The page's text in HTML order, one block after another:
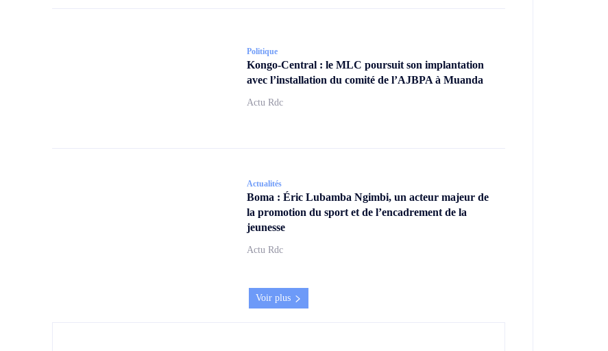
Politique
Kongo-Central : le MLC poursuit son implantation
avec l’installation du comité de l’AJBPA à Muanda
Actu Rdc
Actualités
Boma : Éric Lubamba Ngimbi, un acteur majeur de
la promotion du sport et de l’encadrement de la
jeunesse
Actu Rdc
Voir plus